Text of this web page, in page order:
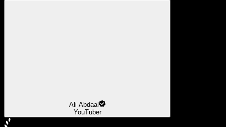
Ali Abdaal
YouTuber